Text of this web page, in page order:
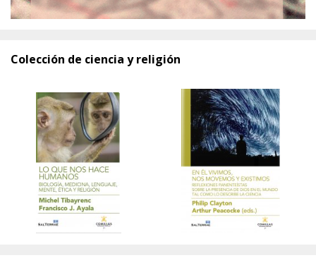
Colección de ciencia y religión